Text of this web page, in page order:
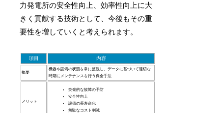
力発電所の安全性向上、効率性向上に大
きく貢献する技術として、今後もその重
要性を増していくと考えられます。
項目 内容
概要
機器や設備の状態を常に監視し、データに基づいて適切な
時期にメンテナンスを行う保全手法
メリット
突発的な故障の予防
安全性向上
設備の長寿命化
無駄なコスト削減